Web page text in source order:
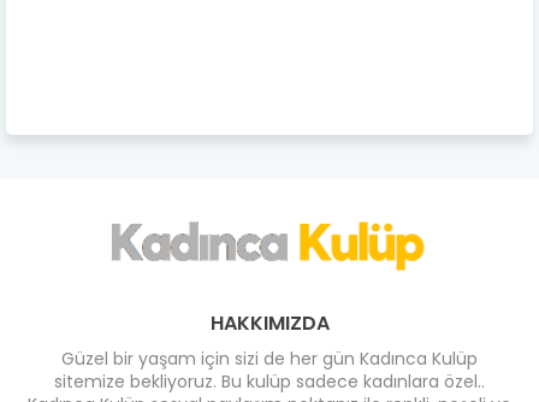
HAKKIMIZDA
Güzel bir yaşam için sizi de her gün Kadınca Kulüp
sitemize bekliyoruz. Bu kulüp sadece kadınlara özel..